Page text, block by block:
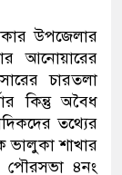
উপজেলার
আনোয়ারের
চারতলা
কিন্তু অবৈধ
তথ্যের
ভালুকা শাখার
৪নং